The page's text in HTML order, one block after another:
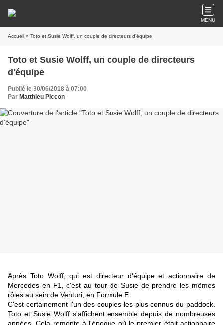
MENU
Accueil » Toto et Susie Wolff, un couple de directeurs d'équipe
Toto et Susie Wolff, un couple de directeurs
d'équipe
Publié le 30/06/2018 à 07:00
Par Matthieu Piccon
Après Toto Wolff, qui est directeur d'équipe et actionnaire de
Mercedes en F1, c'est au tour de Susie de prendre les mêmes
rôles au sein de Venturi, en Formule E.
C'est certainement l'un des couples les plus connus du paddock.
Toto et Susie Wolff s'affichent ensemble depuis de nombreuses
années. Cela remonte à l'époque où le premier était actionnaire